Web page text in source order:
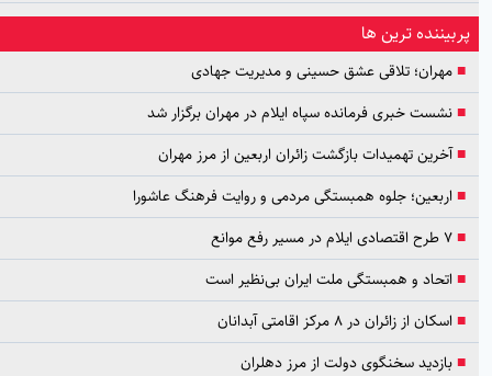
ترین ها
مهران؛ تلاقی عشق حسینی و مدیریت جهادی
نشست خبری فرمانده سپاه ایلام در مهران برگزار شد
آخرین تهمیدات بازگشت زائران اربعین از مرز مهران
اربعین؛ جلوه همبستگی مردمی و روایت فرهنگ عاشورا
اتحاد و همبستگی ملت ایران بی‌نظیر است
اسکان از زائران در ۸ مرکز اقامتی آبدانان
بازدید سخنگوی دولت از مرز دهلران